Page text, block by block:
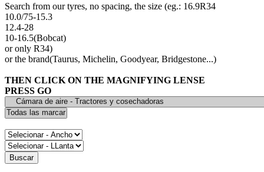
Search from our tyres, no spacing, the size (eg.: 16.9R34
10.0/75-15.3
12.4-28
10-16.5(Bobcat)
or only R34)
or the brand(Taurus, Michelin, Goodyear, Bridgestone...)
THEN CLICK ON THE MAGNIFYING LENSE
PRESS GO